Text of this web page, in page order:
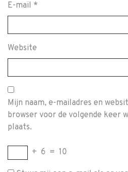
E-mail *
Website
Mijn naam, e-mailadres en
browser voor de volgende keer
plaats.
+ 6 = 10